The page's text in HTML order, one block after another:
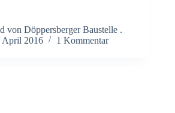
von Döppersberger Baustelle .
April 2016 1 Kommentar